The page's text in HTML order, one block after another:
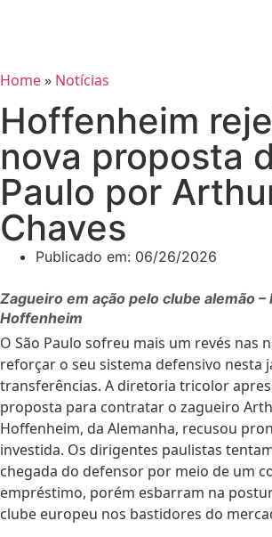
Home» Notícias
Hoffenheim
nova proposta
Paulo por
Chaves
Publicado em: 06/26/2026
Zagueiro em ação pelo clube alemão –
Hoffenheim
O São Paulo sofreu mais um revés nas
reforçar o seu sistema defensivo nesta
transferências. A diretoria tricolor
proposta para contratar o zagueiro
Hoffenheim, da Alemanha, recusou
investida. Os dirigentes paulistas
chegada do defensor por meio de um
empréstimo, porém esbarram na
clube europeu nos bastidores do